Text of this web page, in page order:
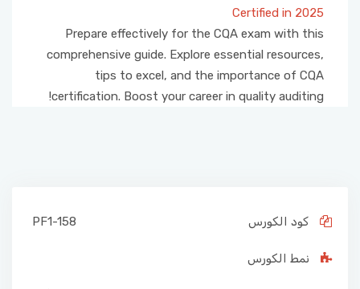
Certified in 2025
Prepare effectively for the CQA exam with this
comprehensive guide. Explore essential resources,
tips to excel, and the importance of CQA
certification. Boost your career in quality auditing!
كود الكورس PF1-158
نمط الكورس